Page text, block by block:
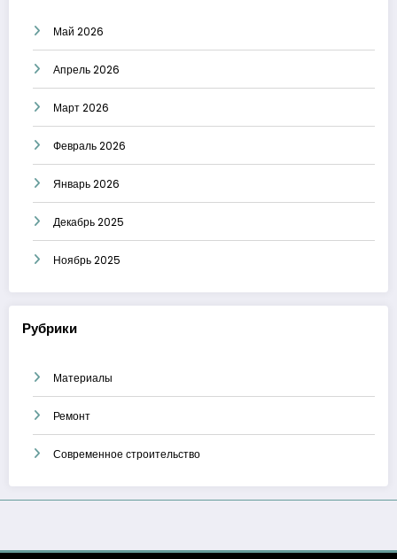
Май 2026
Апрель 2026
Март 2026
Февраль 2026
Январь 2026
Декабрь 2025
Ноябрь 2025
Рубрики
Материалы
Ремонт
Современное строительство